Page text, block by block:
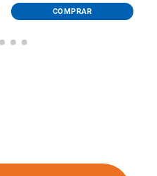
COMPRAR